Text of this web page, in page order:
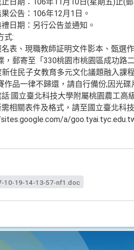
公告：106年12月1日。
日期：另行公告並通知。
式:
表、現職教師証明文件影本、甄選
，郵寄至「330桃園市桃園區成功路
新住民子女教育多元文化議題融入
作品一律不歸還，請自行備份;因光
:國立臺北科技大學附屬桃園農工高
相關表件及格式，請至國立臺北科
a/
10-19-14-13-57-nf1.doc